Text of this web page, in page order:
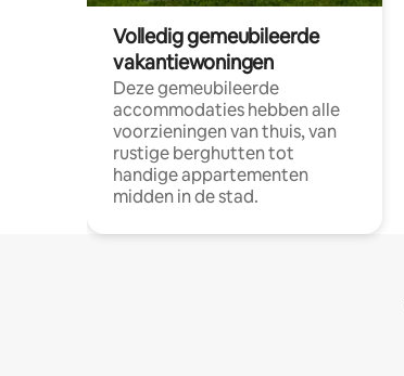
Volledig gemeubileerde
vakantiewoningen
Deze gemeubileerde
accommodaties hebben alle
voorzieningen van thuis, van
rustige berghutten tot
handige appartementen
midden in de stad.